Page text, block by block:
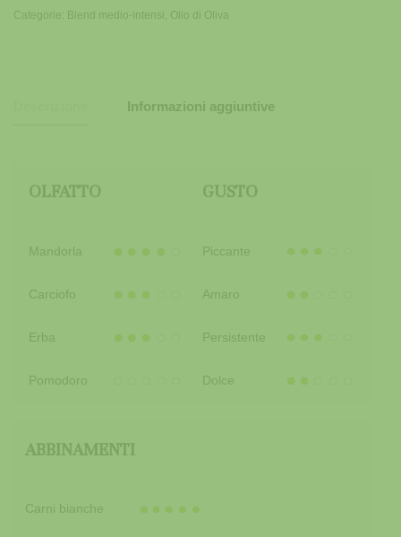
Categorie: Blend medio-intensi Olio di Oliva
Informazioni aggiuntive
OLFATTO GUSTO
Mandorla Piccante
Carciofo Amaro
Erba Persistente
Pomodoro Dolce
ABBINAMENTI
Carni bianche